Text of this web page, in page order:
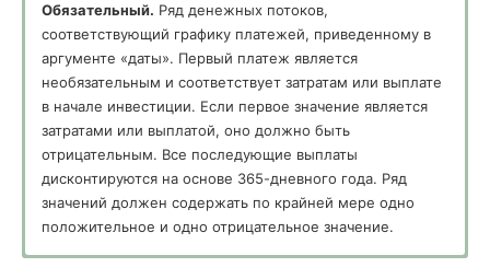
Обязательный. Ряд денежных потоков,
соответствующий графику платежей, приведенному в
аргументе «даты». Первый платеж является
необязательным и соответствует затратам или выплате
в начале инвестиции. Если первое значение является
затратами или выплатой, оно должно быть
отрицательным. Все последующие выплаты
дисконтируются на основе 365-дневного года. Ряд
значений должен содержать по крайней мере одно
положительное и одно отрицательное значение.